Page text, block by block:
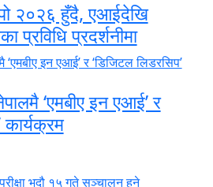
२०२६ हुँदै, एआईदेखि
प्रविधि प्रदर्शनीमा
‘एमबीए इन एआई’ र
कार्यक्रम